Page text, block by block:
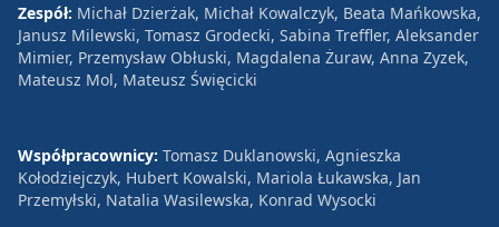
Zespół: Michał Dzierżak, Michał Kowalczyk, Beata Mańkowska,
Janusz Milewski, Tomasz Grodecki, Sabina Treffler, Aleksander
Mimier, Przemysław Obłuski, Magdalena Żuraw, Anna Zyzek,
Mateusz Mol, Mateusz Święcicki
Współpracownicy: Tomasz Duklanowski, Agnieszka
Kołodziejczyk, Hubert Kowalski, Mariola Łukawska, Jan
Przemyłski, Natalia Wasilewska, Konrad Wysocki